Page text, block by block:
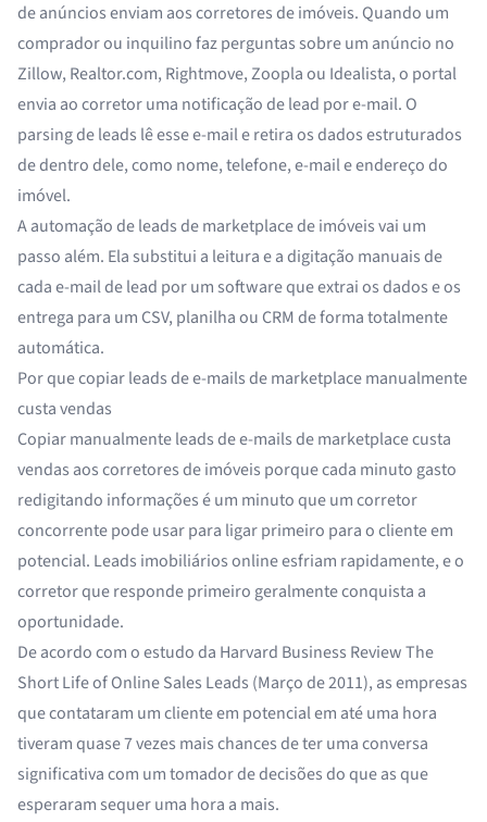
de anúncios enviam aos corretores de imóveis. Quando um
comprador ou inquilino faz perguntas sobre um anúncio no
Zillow, Realtor.com, Rightmove, Zoopla ou Idealista, o portal
envia ao corretor uma notificação de lead por e-mail. O
parsing de leads lê esse e-mail e retira os dados estruturados
de dentro dele, como nome, telefone, e-mail e endereço do
imóvel.
A automação de leads de marketplace de imóveis vai um
passo além. Ela substitui a leitura e a digitação manuais de
cada e-mail de lead por um software que extrai os dados e os
entrega para um CSV, planilha ou CRM de forma totalmente
automática.
Por que copiar leads de e-mails de marketplace manualmente
custa vendas
Copiar manualmente leads de e-mails de marketplace custa
vendas aos corretores de imóveis porque cada minuto gasto
redigitando informações é um minuto que um corretor
concorrente pode usar para ligar primeiro para o cliente em
potencial. Leads imobiliários online esfriam rapidamente, e o
corretor que responde primeiro geralmente conquista a
oportunidade.
De acordo com o estudo da Harvard Business ReviewThe
Short Life of Online Sales Leads (Março de 2011), as empresas
que contataram um cliente em potencial em até uma hora
tiveram quase 7 vezes mais chances de ter uma conversa
significativa com um tomador de decisões do que as que
esperaram sequer uma hora a mais.